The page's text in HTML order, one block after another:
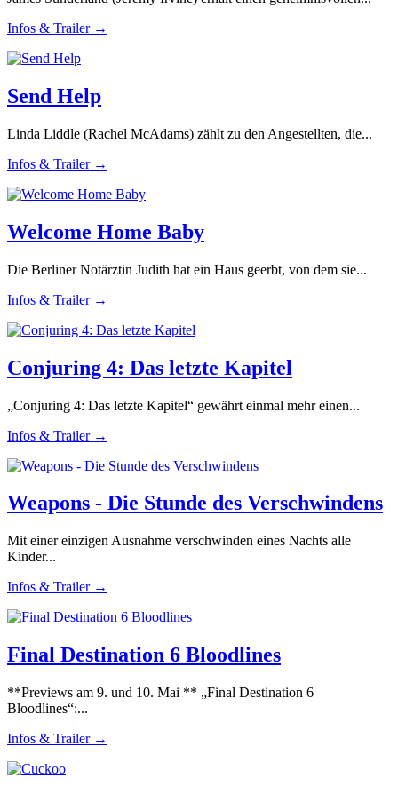
Infos & Trailer →
Send Help
Linda Liddle (Rachel McAdams) zählt zu den Angestellten, die...
Infos & Trailer →
Welcome Home Baby
Die Berliner Notärztin Judith hat ein Haus geerbt, von dem sie...
Infos & Trailer →
Conjuring 4: Das letzte Kapitel
„Conjuring 4: Das letzte Kapitel“ gewährt einmal mehr einen...
Infos & Trailer →
Weapons - Die Stunde des Verschwindens
Mit einer einzigen Ausnahme verschwinden eines Nachts alle
Kinder...
Infos & Trailer →
Final Destination 6 Bloodlines
**Previews am 9. und 10. Mai ** „Final Destination 6
Bloodlines“:...
Infos & Trailer →